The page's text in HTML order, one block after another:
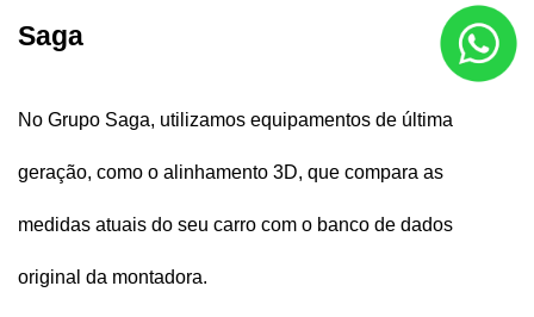
Saga
No Grupo Saga, utilizamos equipamentos de última
geração, como o alinhamento 3D, que compara as
medidas atuais do seu carro com o banco de dados
original da montadora.